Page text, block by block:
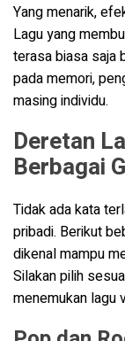
Yang menarik,
Lagu yang
terasa biasa saja
pada memori,
masing individu.
Deretan
Berbagai
Tidak ada kata
pribadi. Berikut
dikenal mampu
Silakan pilih
menemukan lagu